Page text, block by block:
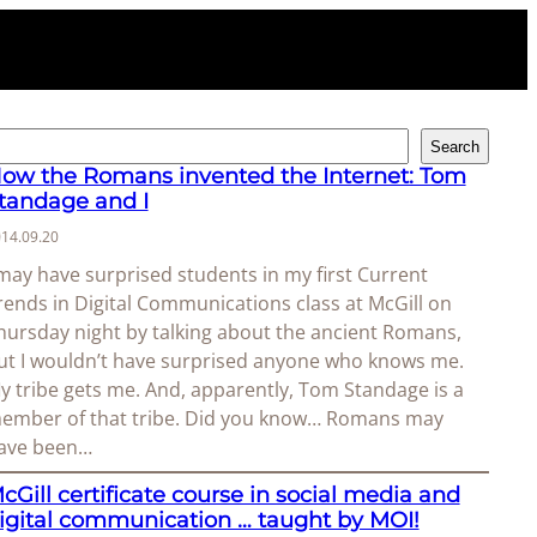
Search
the Romans invented the Internet: Tom
and I
have surprised students in my first Current
in Digital Communications class at McGill on
night by talking about the ancient Romans,
I wouldn’t have surprised anyone who knows me.
tribe gets me. And, apparently, Tom Standage is a
of that tribe. Did you know… Romans may
been…
certificate course in social media and
communication … taught by MOI!